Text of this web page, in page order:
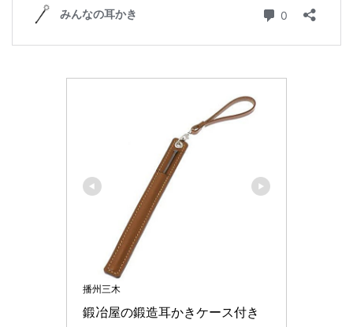
播州三木
鍛冶屋の鍛造耳かきケース付き